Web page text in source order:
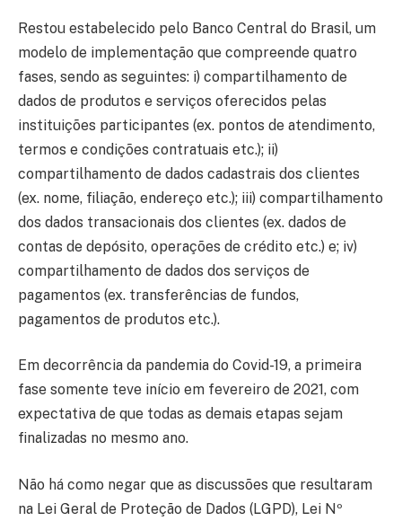
Restou estabelecido pelo Banco Central do Brasil, um
modelo de implementação que compreende quatro
fases, sendo as seguintes: i) compartilhamento de
dados de produtos e serviços oferecidos pelas
instituições participantes (ex. pontos de atendimento,
termos e condições contratuais etc.); ii)
compartilhamento de dados cadastrais dos clientes
(ex. nome, filiação, endereço etc.); iii) compartilhamento
dos dados transacionais dos clientes (ex. dados de
contas de depósito, operações de crédito etc.) e; iv)
compartilhamento de dados dos serviços de
pagamentos (ex. transferências de fundos,
pagamentos de produtos etc.).
Em decorrência da pandemia do Covid-19, a primeira
fase somente teve início em fevereiro de 2021, com
expectativa de que todas as demais etapas sejam
finalizadas no mesmo ano.
Não há como negar que as discussões que resultaram
na Lei Geral de Proteção de Dados (LGPD), Lei Nº